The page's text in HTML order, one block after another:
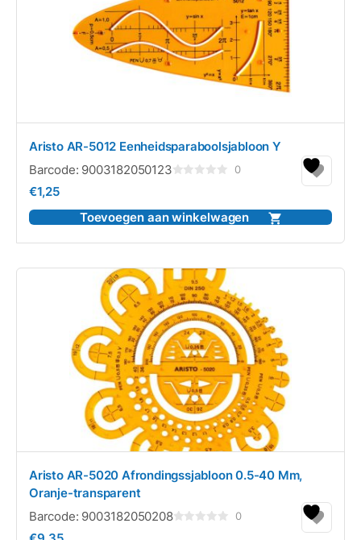
Aristo AR-5012 Eenheidsparaboolsjabloon Y
Barcode: 9003182050123
5
0
€1,25
Toevoegen aan winkelwagen
Aristo AR-5020 Afrondingssjabloon 0.5-40 Mm,
Oranje-transparent
Barcode: 9003182050208 0